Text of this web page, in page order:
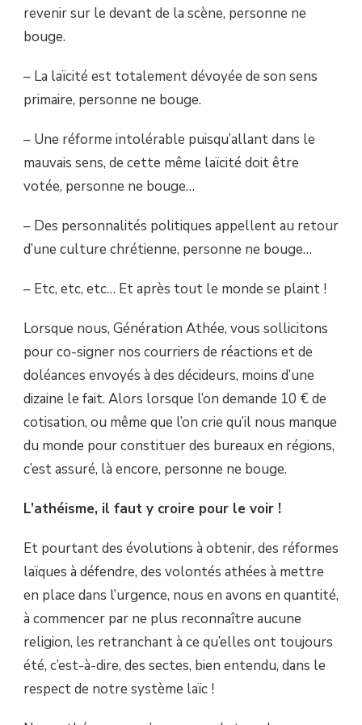
revenir sur le devant de la scène, personne ne
bouge.
– La laïcité est totalement dévoyée de son sens
primaire, personne ne bouge.
– Une réforme intolérable puisqu’allant dans le
mauvais sens, de cette même laïcité doit être
votée, personne ne bouge…
– Des personnalités politiques appellent au retour
d’une culture chrétienne, personne ne bouge…
– Etc, etc, etc… Et après tout le monde se plaint !
Lorsque nous, Génération Athée, vous sollicitons
pour co-signer nos courriers de réactions et de
doléances envoyés à des décideurs, moins d’une
dizaine le fait. Alors lorsque l’on demande 10 € de
cotisation, ou même que l’on crie qu’il nous manque
du monde pour constituer des bureaux en régions,
c’est assuré, là encore, personne ne bouge.
L’athéisme, il faut y croire pour le voir !
Et pourtant des évolutions à obtenir, des réformes
laïques à défendre, des volontés athées à mettre
en place dans l’urgence, nous en avons en quantité,
à commencer par ne plus reconnaître aucune
religion, les retranchant à ce qu’elles ont toujours
été, c’est-à-dire, des sectes, bien entendu, dans le
respect de notre système laïc !